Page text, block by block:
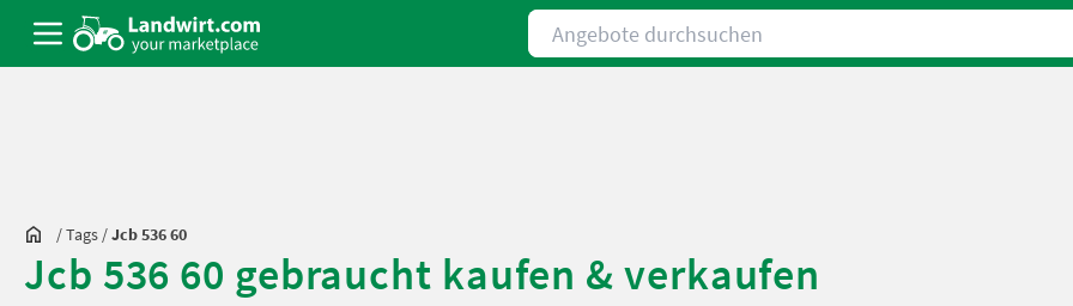
Angebote durchsuchen
/Tags /Jcb 536 60
Jcb 536 60 gebraucht kaufen & verkaufen